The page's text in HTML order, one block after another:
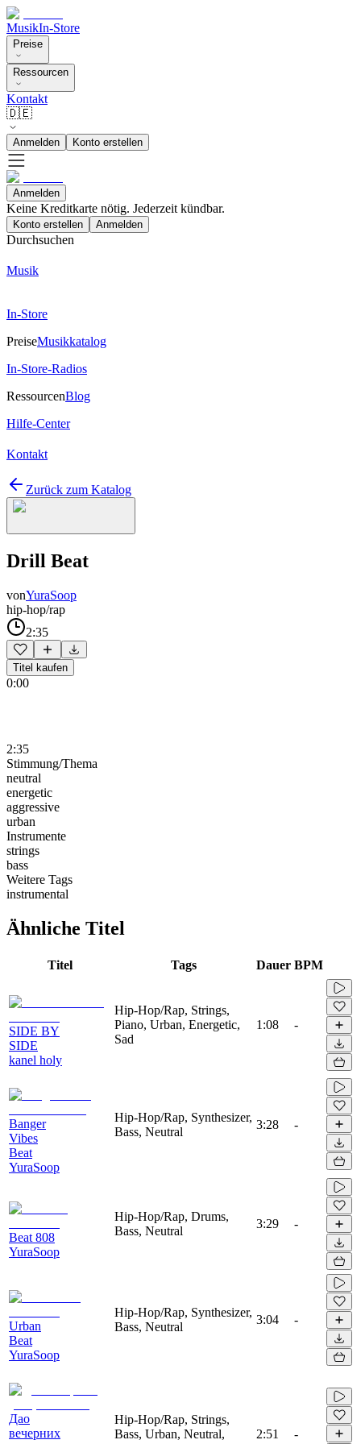
MusikIn-Store
Preise
Ressourcen
Kontakt
🇩🇪
Anmelden Konto erstellen
Anmelden
Keine Kreditkarte nötig. Jederzeit kündbar.
Konto erstellen Anmelden
Durchsuchen
Musik
In-Store
PreiseMusikkatalog
In-Store-Radios
RessourcenBlog
Hilfe-Center
Kontakt
Zurück zum Katalog
Drill Beat
vonYuraSoop
hip-hop/rap
2:35
Titel kaufen
0:00
2:35
Stimmung/Thema
neutral
energetic
aggressive
urban
Instrumente
strings
bass
Weitere Tags
instrumental
Ähnliche Titel
Titel Tags Dauer BPM
SIDE BY
SIDE
kanel holy
Hip-Hop/Rap, Strings,
Piano, Urban, Energetic,
Sad
1:08 -
Banger
Vibes
Beat
YuraSoop
Hip-Hop/Rap, Synthesizer,
Bass, Neutral
3:28 -
Beat 808
YuraSoop
Hip-Hop/Rap, Drums,
Bass, Neutral
3:29 -
Urban
Beat
YuraSoop
Hip-Hop/Rap, Synthesizer,
Bass, Neutral
3:04 -
Дао
вечерних
Hip-Hop/Rap, Strings,
Bass, Urban, Neutral,
2:51 -